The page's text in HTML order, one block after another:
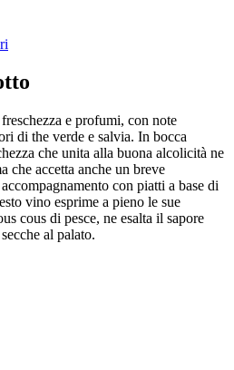
e profumi, con note
di the verde e salvia. In bocca
che unita alla buona alcolicità ne
che accetta anche un breve
con piatti a base di
vino esprime a pieno le sue
cous di pesce, ne esalta il sapore
al palato.